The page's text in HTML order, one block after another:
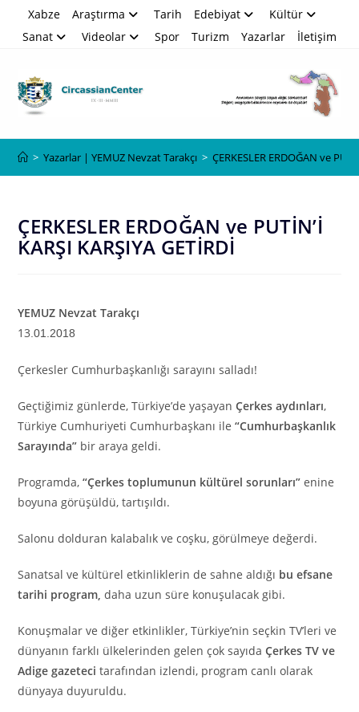
Xabze Araştırma Tarih Edebiyat
Kültür
Sanat
Videolar Spor Turizm Yazarlar İletişim
> Yazarlar | YEMUZ Nevzat Tarakçı > ÇERKESLER ERDOĞAN ve
ÇERKESLER ERDOĞAN ve PUTİN’İ
KARŞI KARŞIYA GETİRDİ
YEMUZ Nevzat Tarakçı
13 .01.2018
Çerkesler Cumhurbaşkanlığı sarayını salladı!
Geçtiğimiz günlerde, Türkiye’de yaşayanÇerkes aydınları,
Türkiye Cumhuriyeti Cumhurbaşkanı ile“Cumhurbaşkanlık
Sarayında” bir araya geldi.
Programda,“Çerkes toplumunun kültürel sorunları” enine
boyuna görüşüldü, tartışıldı.
Salonu dolduran kalabalık ve coşku, görülmeye değerdi.
Sanatsal ve kültürel etkinliklerin de sahne aldığı bu efsane
tarihi program, daha uzun süre konuşulacak gibi.
Konuşmalar ve diğer etkinlikler, Türkiye’nin seçkin TV’leri ve
dünyanın farklı ülkelerinden gelen çok sayıdaÇerkes TV ve
Adige gazeteci tarafından izlendi, program canlı olarak
dünyaya duyuruldu.